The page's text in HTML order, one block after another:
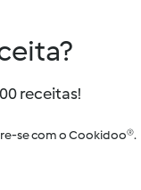
receitas!
se com o Cookidoo®.